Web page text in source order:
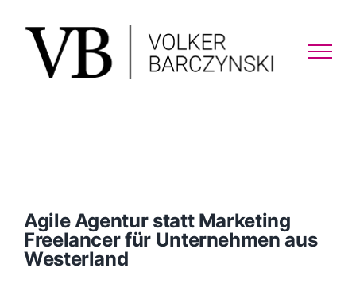
content
Agile Agentur statt Marketing
Freelancer für Unternehmen aus
Westerland